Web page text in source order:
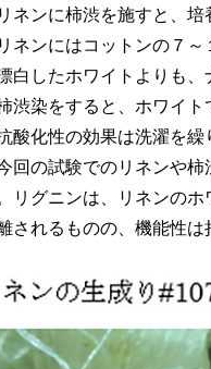
ネンに柿渋を施すと、
リネンにはコットンの７
白したホワイトよりも
渋染をすると、ホワイ
酸化性の効果は洗濯を
今回の試験でのリネンや
リグニンは、リネンの
されるものの、機能性は